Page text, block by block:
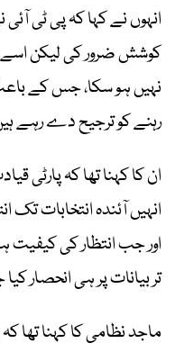
کوشش ضرور کی لیکن اسے
نہیں ہو سکا، جس کے
رہنے کو ترجیح دے رہے
ان کا کہنا تھا کہ پارٹی
انہیں آئندہ انتخابات
اور جب انتظار کی کیفیت
تر بیانات پر ہی انحصار
ماجد نظامی کا کہنا تھا